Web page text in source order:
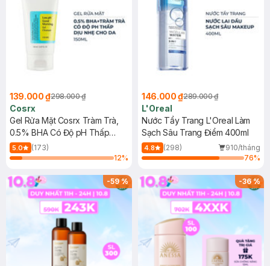
139.000 ₫298.000 ₫
Cosrx
Gel Rửa Mặt Cosrx Tràm Trà,
0.5% BHA Có Độ pH Thấp
150ml
5.0
(173)
12%
146.000 ₫289.000 ₫
L'Oreal
Nước Tẩy Trang L'Oreal Làm
Sạch Sâu Trang Điểm 400ml
4.8 (298)
910/tháng
76%
-59% -36%